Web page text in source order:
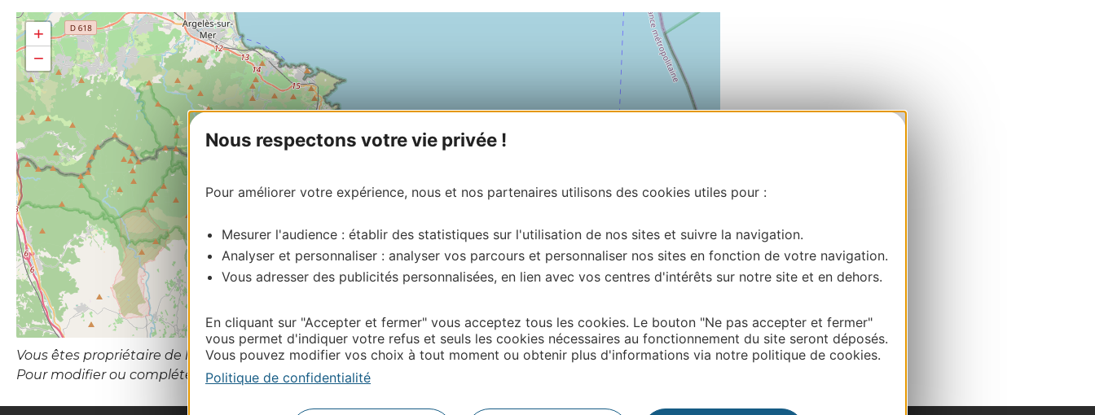
Nous respectons votre vie privée !
Pour améliorer votre expérience, nous et nos partenaires utilisons des cookies utiles pour :
Mesurer l'audience : établir des statistiques sur l'utilisation de nos sites et suivre la navigation.
Analyser et personnaliser : analyser vos parcours et personnaliser nos sites en fonction de votre navigation.
Vous adresser des publicités personnalisées, en lien avec vos centres d'intérêts sur notre site et en dehors.
En cliquant sur "Accepter et fermer" vous acceptez tous les cookies. Le bouton "Ne pas accepter et fermer"
vous permet d'indiquer votre refus et seuls les cookies nécessaires au fonctionnement du site seront déposés.
Vous pouvez modifier vos choix à tout moment ou obtenir plus d'informations via notre politique de cookies.
Politique de confidentialité
+
−
Leaflet | Map data © OpenStreetMap contributors
Vous êtes propriétaire de l’établissement ou le gestionnaire de cette activité?
Pour modifier ou compléter cette fiche, merci de contacter l’ADT des Pyrénées-Orientales